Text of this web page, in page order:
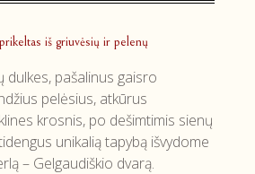
iš griuvėsių ir pelenų
dulkes, pašalinus gaisro
pelėsius, atkūrus
krosnis, po dešimtimis sienų
unikalią tapybą išvydome
– Gelgaudiškio dvarą.